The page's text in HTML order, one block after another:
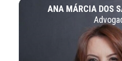
ANA MÁRCIA DOS